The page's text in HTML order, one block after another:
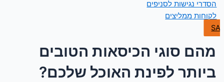
הסדרי נגישות לסניפים
לקוחות ממליצים
מהם סוגי הכיסאות הטובים
ביותר לפינת האוכל שלכם?